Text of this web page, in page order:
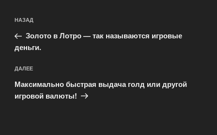
по
записям
Предыдущая
запись:
НАЗАД
Золото в Лотро — так называются игровые
деньги.
Следующая
запись
ДАЛЕЕ
Максимально быстрая выдача голд или другой
игровой валюты!